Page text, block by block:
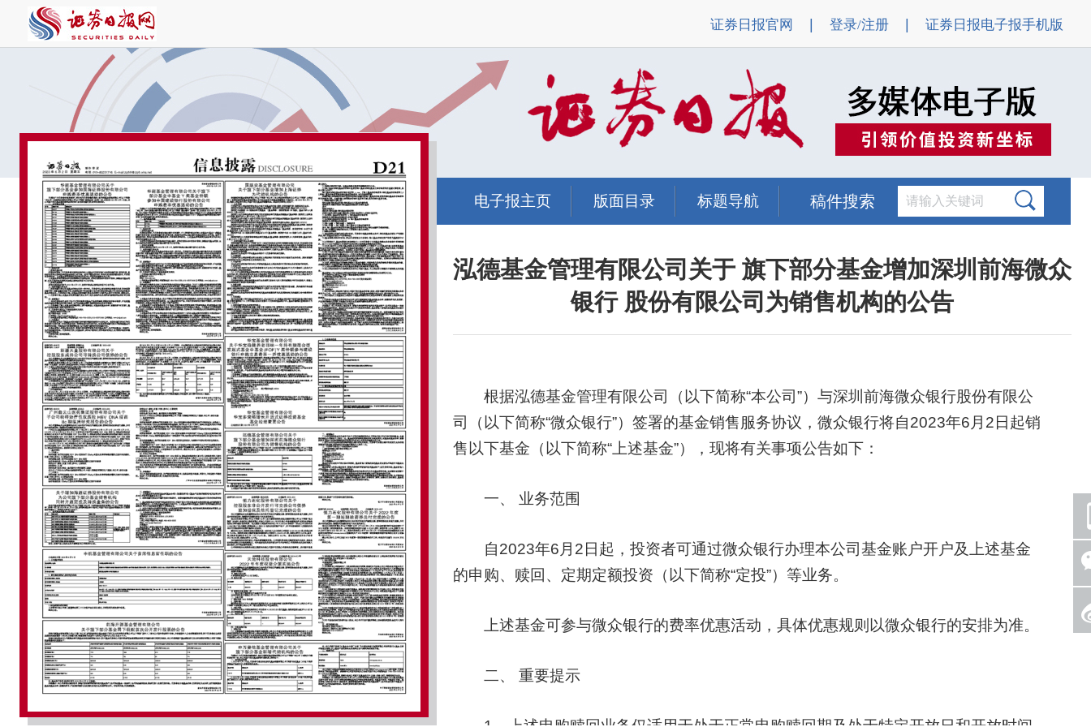
证券日报官网 登录/注册 证券日报电子报手机版
电子报主页 版面目录 标题导航 稿件搜索
泓德基金管理有限公司关于 旗下部分基金增加深圳前海微众
银行 股份有限公司为销售机构的公告
根据泓德基金管理有限公司（以下简称“本公司”）与深圳前海微众银行股份有限公
司（以下简称“微众银行”）签署的基金销售服务协议，微众银行将自2023年6月2日起销
售以下基金（以下简称“上述基金”），现将有关事项公告如下：
一、 业务范围
自2023年6月2日起，投资者可通过微众银行办理本公司基金账户开户及上述基金
的申购、赎回、定期定额投资（以下简称“定投”）等业务。
上述基金可参与微众银行的费率优惠活动，具体优惠规则以微众银行的安排为准。
二、 重要提示